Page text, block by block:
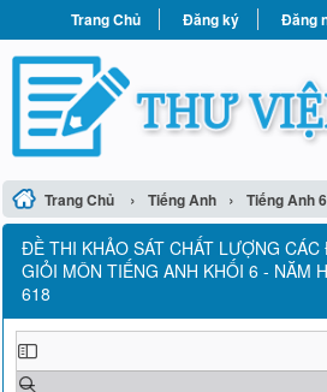
Trang Chủ Đăng ký Đăng
Trang Chủ › Tiếng Anh › Tiếng Anh 6
ĐỀ THI KHẢO SÁT CHẤT LƯỢNG
GIỎI MÔN TIẾNG ANH KHỐI 6 - NĂM
618